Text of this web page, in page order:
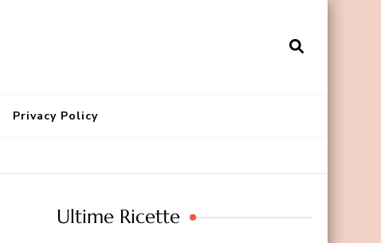
Privacy Policy
Ultime Ricette